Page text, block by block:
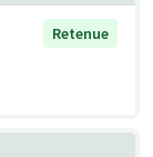
Retenue